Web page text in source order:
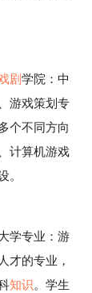
剧学院：中
游戏策划专
个不同方向
计算机游戏
。
学专业：游
才的专业，
知识。学生